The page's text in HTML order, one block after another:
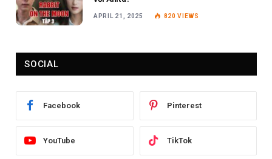
APRIL 21, 2025 820VIEWS
SOCIAL
Facebook Pinterest
YouTube TikTok